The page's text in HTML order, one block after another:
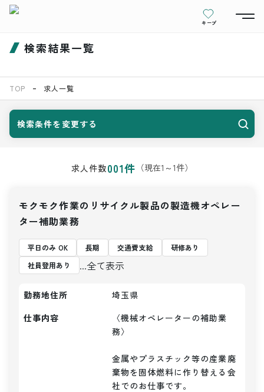
キープ
検索結果一覧
TOP 求人一覧
検索条件を変更する
求人件数001件 （現在1 ～1件）
モクモク作業のリサイクル製品の製造機オペレー
ター補助業務
平日のみ OK 長期 交通費支給
研修あり
社員登用あり
...全て表示
勤務地住所
埼玉県
仕事内容
〈機械オペレーターの補助業
務〉
金属やプラスチック等の産業廃
棄物を固体燃料に作り替える会
社でのお仕事です。